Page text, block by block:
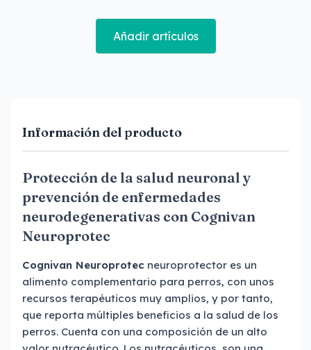
Añadir artículos
Información del producto
Protección de la salud neuronal y
prevención de enfermedades
neurodegenerativas con Cognivan
Neuroprotec
Cognivan Neuroprotec neuroprotector es un
alimento complementario para perros, con unos
recursos terapéuticos muy amplios, y por tanto,
que reporta múltiples beneficios a la salud de los
perros. Cuenta con una composición de un alto